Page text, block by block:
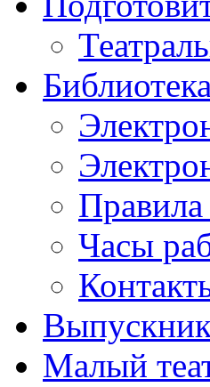
Библиотека
Правила
Часы
Малый